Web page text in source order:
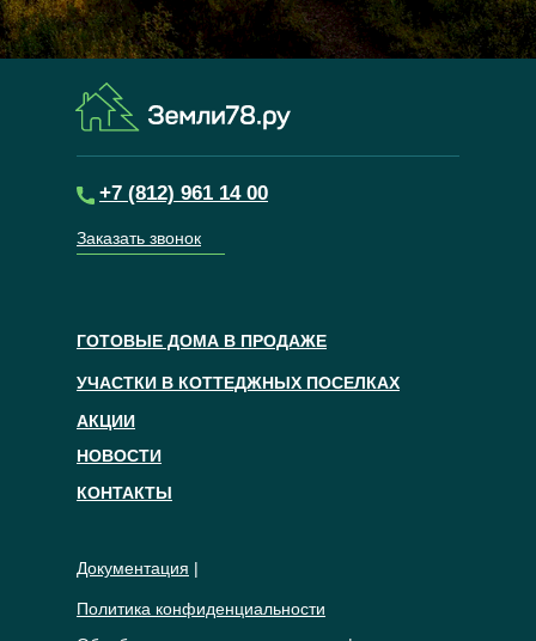
Политика конфиденциальности
Документация |
КОНТАКТЫ
НОВОСТИ
АКЦИИ
УЧАСТКИ В КОТТЕДЖНЫХ ПОСЕЛКАХ
ГОТОВЫЕ ДОМА В ПРОДАЖЕ
Заказать звонок
+7 (812) 961 14 00